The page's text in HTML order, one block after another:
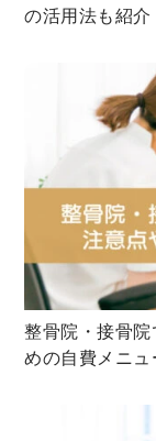
の活用法も紹介
整骨院・接骨
めの自費メニュ